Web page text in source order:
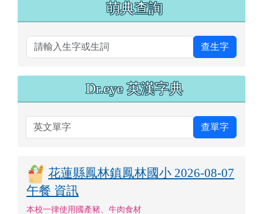
萌典查詢
查生字
Dr.eye 英漢字典
英文單字 查單字
花蓮縣鳳林鎮鳳林國小 2026-08-07
午餐 資訊
本校一律使用國產豬、牛肉食材